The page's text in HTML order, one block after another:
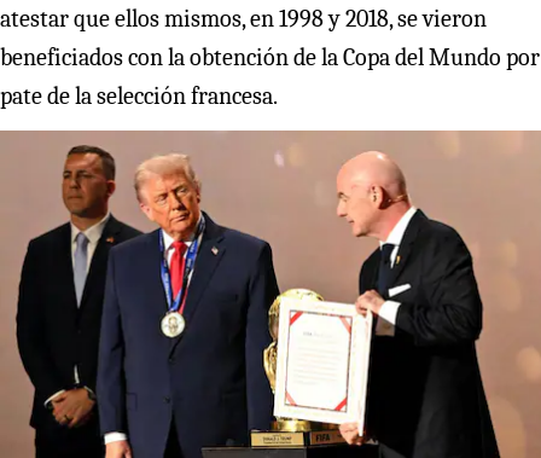
atestar que ellos mismos, en 1998 y 2018, se vieron
beneficiados con la obtención de la Copa del Mundo por
pate de la selección francesa.